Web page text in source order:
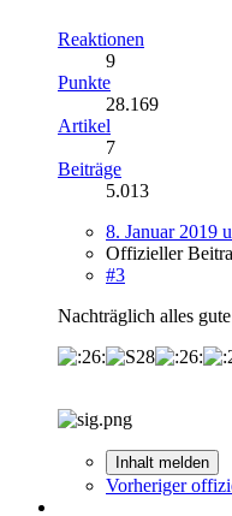
Reaktionen
9
Punkte
28.169
Artikel
7
Beiträge
5.013
8. Januar 2019
Offizieller
#3
Nachträglich alles
Inhalt melden
Vorheriger